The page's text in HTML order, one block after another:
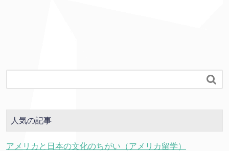

人気の記事
アメリカと日本の文化のちがい（アメリカ留学）